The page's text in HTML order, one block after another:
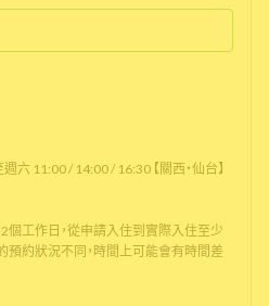
六 11:00 / 14:00 / 16:30 【關西・仙台】
工作日，從申請入住到實際入住至少
預約狀況不同，時間上可能會有時間差